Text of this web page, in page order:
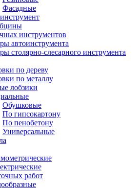
Фасадные
инструментов
автоинструмента
столярно-слесарного инструмента
по дереву
по металлу
лобзики
Обушковые
По гипсокартону
По пенобетону
Универсальные
работ